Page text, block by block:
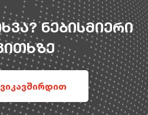
ნებისმიერი